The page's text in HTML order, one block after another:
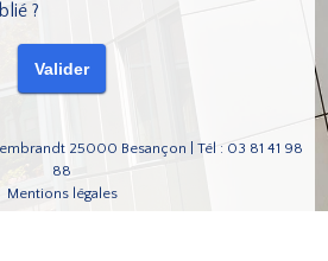
?
25000 Besançon | Tél : 03 81 41 98
88
Mentions légales